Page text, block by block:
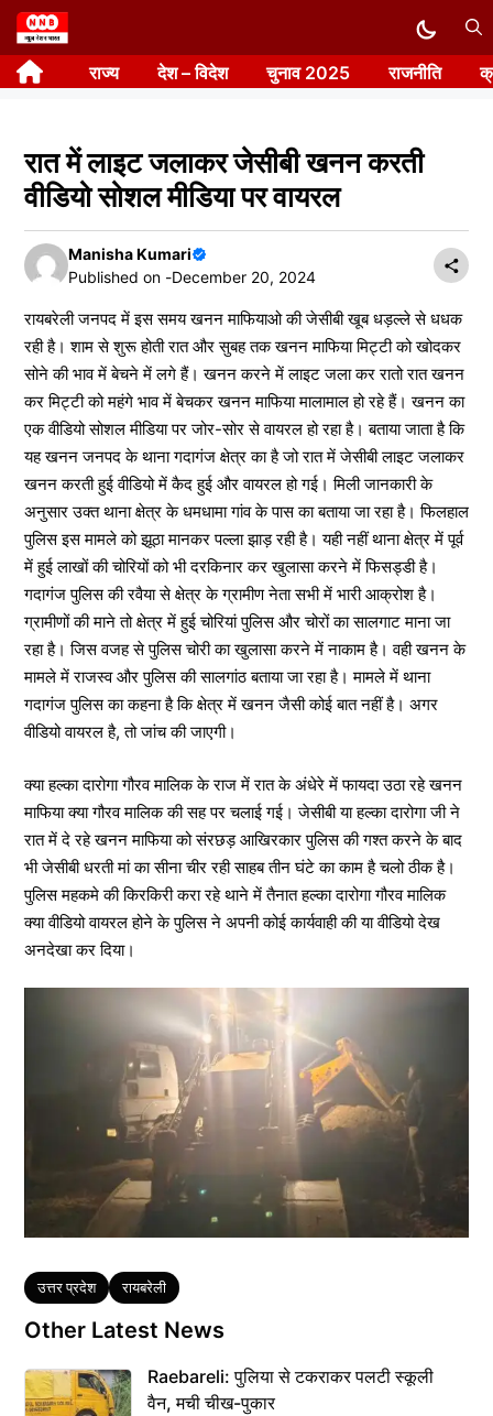
Skip
to
content राज्य देश – विदेश चुनाव 2025 राजनीति
रात में लाइट जलाकर जेसीबी खनन करती
वीडियो सोशल मीडिया पर वायरल
Manisha Kumari
Published on -December 20, 2024
रायबरेली जनपद में इस समय खनन माफियाओ की जेसीबी खूब धड़ल्ले से धधक
रही है। शाम से शुरू होती रात और सुबह तक खनन माफिया मिट्टी को खोदकर
सोने की भाव में बेचने में लगे हैं। खनन करने में लाइट जला कर रातो रात खनन
कर मिट्टी को महंगे भाव में बेचकर खनन माफिया मालामाल हो रहे हैं। खनन का
एक वीडियो सोशल मीडिया पर जोर-सोर से वायरल हो रहा है। बताया जाता है कि
यह खनन जनपद के थाना गदागंज क्षेत्र का है जो रात में जेसीबी लाइट जलाकर
खनन करती हुई वीडियो में कैद हुई और वायरल हो गई। मिली जानकारी के
अनुसार उक्त थाना क्षेत्र के धमधामा गांव के पास का बताया जा रहा है। फिलहाल
पुलिस इस मामले को झूठा मानकर पल्ला झाड़ रही है। यही नहीं थाना क्षेत्र में पूर्व
में हुई लाखों की चोरियों को भी दरकिनार कर खुलासा करने में फिसड्डी है।
गदागंज पुलिस की रवैया से क्षेत्र के ग्रामीण नेता सभी में भारी आक्रोश है।
ग्रामीणों की माने तो क्षेत्र में हुई चोरियां पुलिस और चोरों का सालगाट माना जा
रहा है। जिस वजह से पुलिस चोरी का खुलासा करने में नाकाम है। वही खनन के
मामले में राजस्व और पुलिस की सालगांठ बताया जा रहा है। मामले में थाना
गदागंज पुलिस का कहना है कि क्षेत्र में खनन जैसी कोई बात नहीं है। अगर
वीडियो वायरल है, तो जांच की जाएगी।
क्या हल्का दारोगा गौरव मालिक के राज में रात के अंधेरे में फायदा उठा रहे खनन
माफिया क्या गौरव मालिक की सह पर चलाई गई। जेसीबी या हल्का दारोगा जी ने
रात में दे रहे खनन माफिया को संरछड़ आखिरकार पुलिस की गश्त करने के बाद
भी जेसीबी धरती मां का सीना चीर रही साहब तीन घंटे का काम है चलो ठीक है।
पुलिस महकमे की किरकिरी करा रहे थाने में तैनात हल्का दारोगा गौरव मालिक
क्या वीडियो वायरल होने के पुलिस ने अपनी कोई कार्यवाही की या वीडियो देख
अनदेखा कर दिया।
Tags
उत्तर प्रदेश रायबरेली
Other Latest News
Raebareli: पुलिया से टकराकर पलटी स्कूली
वैन, मची चीख-पुकार